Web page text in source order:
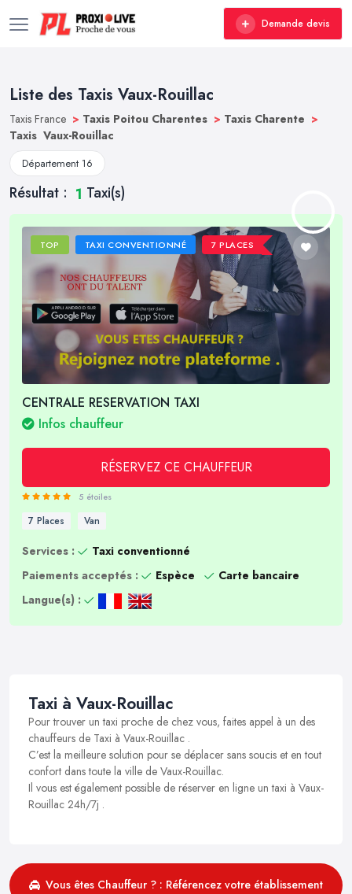
Demande devis
Liste des Taxis Vaux-Rouillac
Taxis France > Taxis Poitou Charentes > Taxis Charente >
Taxis Vaux-Rouillac
Département 16
Résultat : 1 Taxi(s)
TOP TAXI CONVENTIONNÉ 7 PLACES
CENTRALE RESERVATION TAXI
Infos chauffeur
RÉSERVEZ CE CHAUFFEUR
5 étoiles
7 Places Van
Services :
Taxi conventionné
Paiements acceptés :
Espèce
Carte bancaire
Langue(s) :
Taxi à Vaux-Rouillac
Pour trouver un taxi proche de chez vous, faites appel à un des
chauffeurs de Taxi à Vaux-Rouillac .
C’est la meilleure solution pour se déplacer sans soucis et en tout
confort dans toute la ville de Vaux-Rouillac.
Il vous est également possible de réserver en ligne un taxi à Vaux-
Rouillac 24h/7j .
Vous êtes Chauffeur ? : Référencez votre établissement